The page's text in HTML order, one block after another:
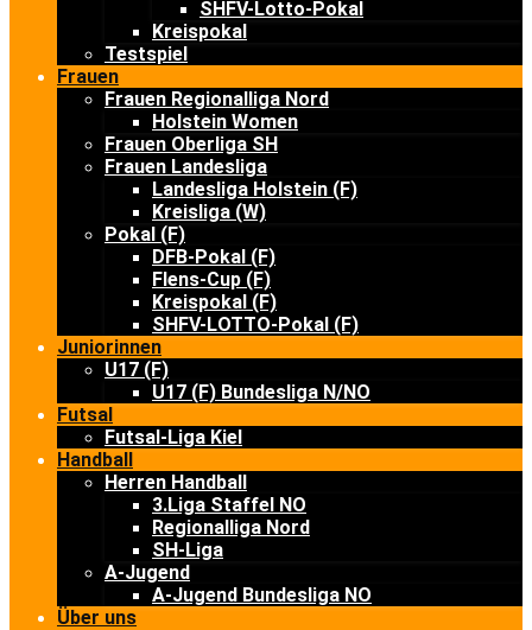
SHFV-Lotto-Pokal
Kreispokal
Testspiel
Frauen
Frauen Regionalliga Nord
Holstein Women
Frauen Oberliga SH
Frauen Landesliga
Landesliga Holstein (F)
Kreisliga (W)
Pokal (F)
DFB-Pokal (F)
Flens-Cup (F)
Kreispokal (F)
SHFV-LOTTO-Pokal (F)
Juniorinnen
U17 (F)
U17 (F) Bundesliga N/NO
Futsal
Futsal-Liga Kiel
Handball
Herren Handball
3.Liga Staffel NO
Regionalliga Nord
SH-Liga
A-Jugend
A-Jugend Bundesliga NO
Über uns